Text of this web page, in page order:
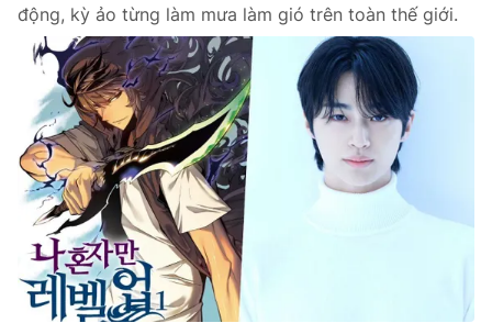
THỜI BÁO VTV
Theo dõi báo trên
Cơ quan chủ quản:Đài Truyền hình Việt Nam
Cơ quan báo chí:
Thời báo VTV
Giấy phép hoạt động báo in và báo điện tử số 483/GP-BTTTT
cấp ngày 29/12/2023
động, kỳ ảo từng làm mưa làm gió trên toàn thế giới.